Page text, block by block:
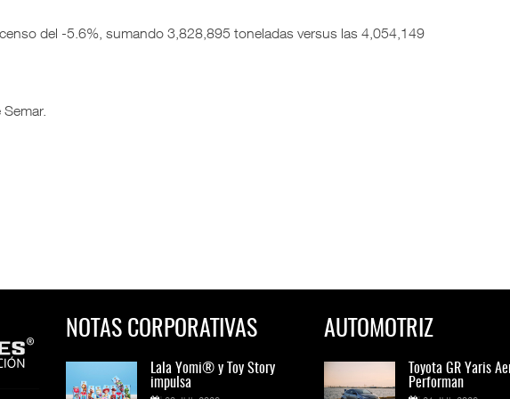
del -5.6%, sumando 3,828,895 toneladas versus las 4,054,149
NOTAS CORPORATIVAS
Lala Yomi® y Toy Story
impulsa
Lala Yomi® y Toy
impulsa
AUTOMOTRIZ
Toyota GR Yaris Aero
Performan
Toyota GR Yaris
Performan